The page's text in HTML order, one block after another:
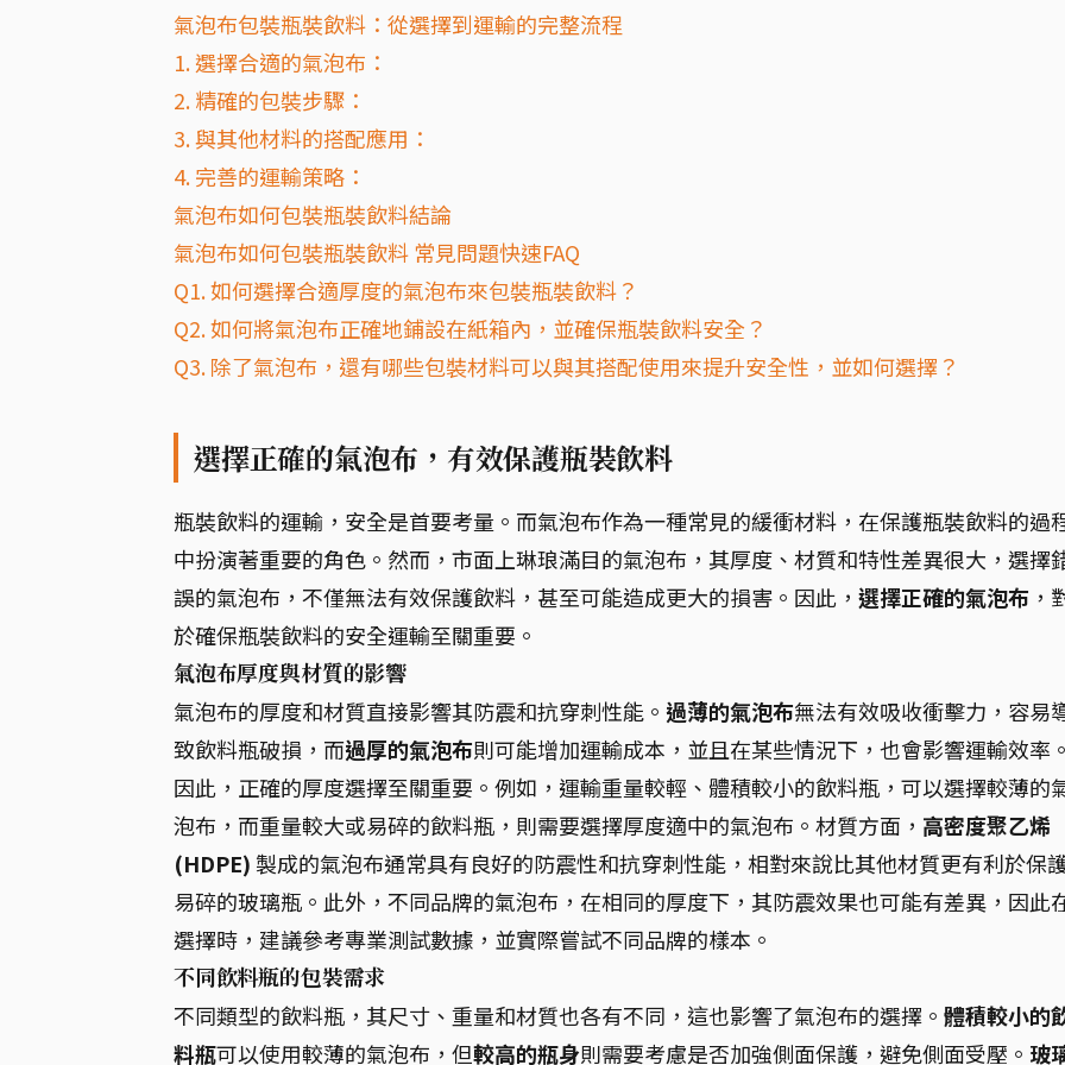
氣泡布包裝瓶裝飲料：從選擇到運輸的完整流程
1. 選擇合適的氣泡布：
2. 精確的包裝步驟：
3. 與其他材料的搭配應用：
4. 完善的運輸策略：
氣泡布如何包裝瓶裝飲料結論
氣泡布如何包裝瓶裝飲料 常見問題快速FAQ
Q1. 如何選擇合適厚度的氣泡布來包裝瓶裝飲料？
Q2. 如何將氣泡布正確地鋪設在紙箱內，並確保瓶裝飲料安全？
Q3. 除了氣泡布，還有哪些包裝材料可以與其搭配使用來提升安全性，並如何選擇？
選擇正確的氣泡布，有效保護瓶裝飲料
瓶裝飲料的運輸，安全是首要考量。而氣泡布作為一種常見的緩衝材料，在保護瓶裝飲料的過
中扮演著重要的角色。然而，市面上琳琅滿目的氣泡布，其厚度、材質和特性差異很大，選擇
誤的氣泡布，不僅無法有效保護飲料，甚至可能造成更大的損害。因此， 選擇正確的氣泡布 ，
於確保瓶裝飲料的安全運輸至關重要。
氣泡布厚度與材質的影響
氣泡布的厚度和材質直接影響其防震和抗穿刺性能。 過薄的氣泡布無法有效吸收衝擊力，容易
致飲料瓶破損，而過厚的氣泡布則可能增加運輸成本，並且在某些情況下，也會影響運輸效率
因此，正確的厚度選擇至關重要。例如，運輸重量較輕、體積較小的飲料瓶，可以選擇較薄的
泡布，而重量較大或易碎的飲料瓶，則需要選擇厚度適中的氣泡布。材質方面， 高密度聚乙烯
(HDPE) 製成的氣泡布通常具有良好的防震性和抗穿刺性能，相對來說比其他材質更有利於保
易碎的玻璃瓶。此外，不同品牌的氣泡布，在相同的厚度下，其防震效果也可能有差異，因此
選擇時，建議參考專業測試數據，並實際嘗試不同品牌的樣本。
不同飲料瓶的包裝需求
不同類型的飲料瓶，其尺寸、重量和材質也各有不同，這也影響了氣泡布的選擇。 體積較小的
料瓶可以使用較薄的氣泡布，但較高的瓶身則需要考慮是否加強側面保護，避免側面受壓。 玻